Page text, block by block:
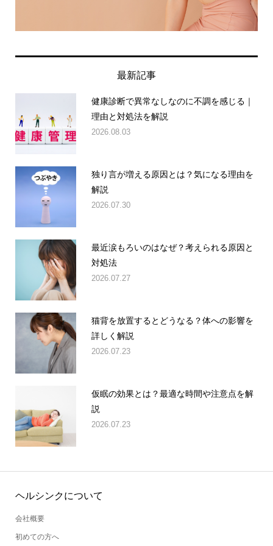
最新記事
健康診断で異常なしなのに不調を感じる｜
理由と対処法を解説
2026.08.03
独り言が増える原因とは？気になる理由を
解説
2026.07.30
最近涙もろいのはなぜ？考えられる原因と
対処法
2026.07.27
猫背を放置するとどうなる？体への影響を
詳しく解説
2026.07.23
仮眠の効果とは？最適な時間や注意点を解
説
2026.07.23
ヘルシンクについて
会社概要
初めての方へ